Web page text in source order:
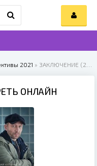
2021 » ЗАКЛЮЧЕНИЕ (2022)
ОНЛАЙН